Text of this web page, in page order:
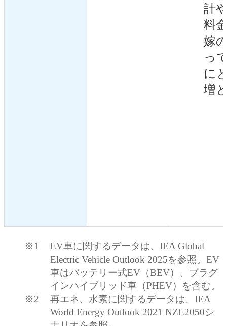
計
料
嫁
っ
に
増
※1
EV車に関するデータは、IEA Global
Electric Vehicle Outlook 2025を参照。EV
車はバッテリー式EV（BEV）、プラグ
インハイブリッド車（PHEV）を含む。
※2
再エネ、水素に関するデータは、IEA
World Energy Outlook 2021 NZE2050シ